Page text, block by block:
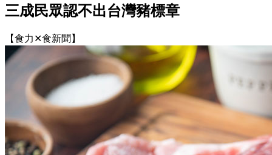
三成民眾認不出台灣豬標章
【食力✕食新聞】